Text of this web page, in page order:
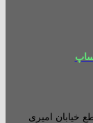
تقاطع خیابان امیری